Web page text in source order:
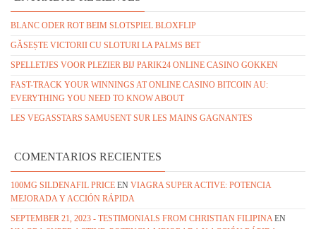
BLANC ODER ROT BEIM SLOTSPIEL BLOXFLIP
GĂSEȘTE VICTORII CU SLOTURI LA PALMS BET
SPELLETJES VOOR PLEZIER BIJ PARIK24 ONLINE CASINO GOKKEN
FAST-TRACK YOUR WINNINGS AT ONLINE CASINO BITCOIN AU:
EVERYTHING YOU NEED TO KNOW ABOUT
LES VEGASSTARS SAMUSENT SUR LES MAINS GAGNANTES
COMENTARIOS RECIENTES
100MG SILDENAFIL PRICE EN VIAGRA SUPER ACTIVE: POTENCIA
MEJORADA Y ACCIÓN RÁPIDA
SEPTEMBER 21, 2023 - TESTIMONIALS FROM CHRISTIAN FILIPINAEN